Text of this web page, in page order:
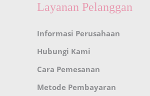
Layanan Pelanggan
Informasi Perusahaan
Hubungi Kami
Cara Pemesanan
Metode Pembayaran